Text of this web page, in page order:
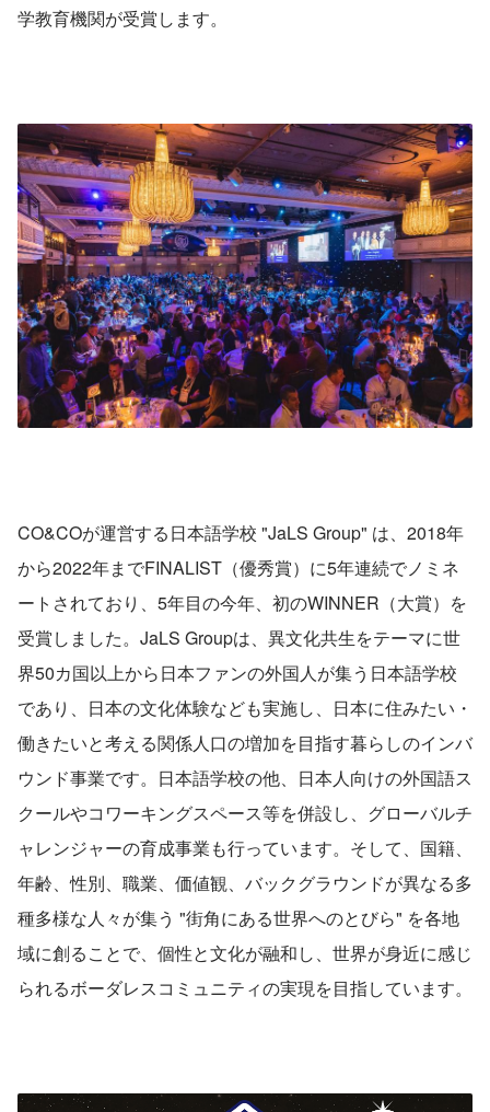
学教育機関が受賞します。
CO&COが運営する日本語学校 "JaLS Group" は、2018年
から2022年までFINALIST（優秀賞）に5年連続でノミネ
ートされており、5年目の今年、初のWINNER（大賞）を
受賞しました。JaLS Groupは、異文化共生をテーマに世
界50カ国以上から日本ファンの外国人が集う日本語学校
であり、日本の文化体験なども実施し、日本に住みたい・
働きたいと考える関係人口の増加を目指す暮らしのインバ
ウンド事業です。日本語学校の他、日本人向けの外国語ス
クールやコワーキングスペース等を併設し、グローバルチ
ャレンジャーの育成事業も行っています。そして、国籍、
年齢、性別、職業、価値観、バックグラウンドが異なる多
種多様な人々が集う "街角にある世界へのとびら" を各地
域に創ることで、個性と文化が融和し、世界が身近に感じ
られるボーダレスコミュニティの実現を目指しています。